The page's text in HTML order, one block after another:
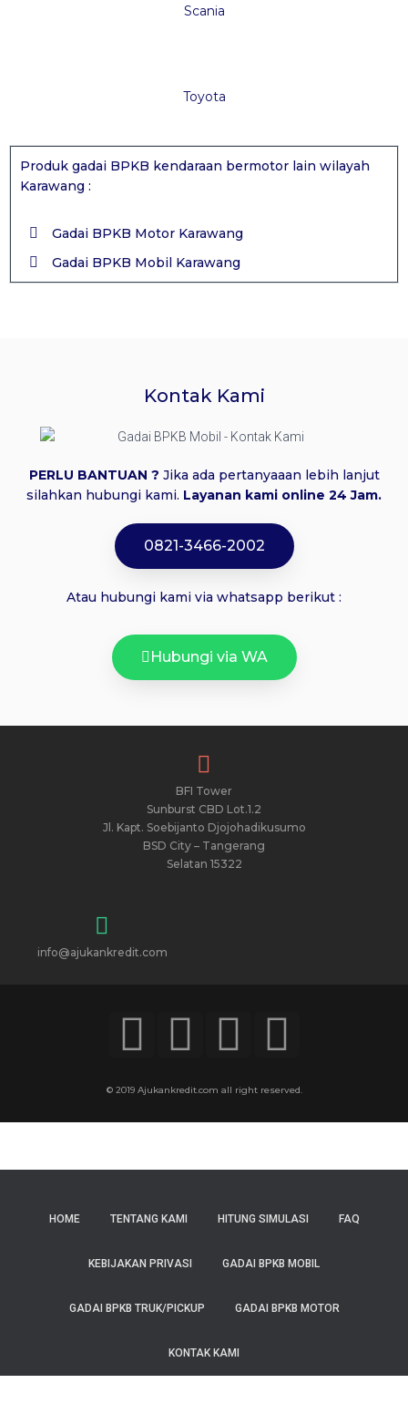
Scania
Toyota
Produk gadai BPKB kendaraan bermotor lain wilayah
Karawang :
Gadai BPKB Motor Karawang
Gadai BPKB Mobil Karawang
Kontak Kami
PERLU BANTUAN ? Jika ada pertanyaaan lebih lanjut
silahkan hubungi kami. Layanan kami online 24 Jam.
0821-3466-2002
Atau hubungi kami via whatsapp berikut :
Hubungi via WA
BFI Tower
Sunburst CBD Lot.1.2
Jl. Kapt. Soebijanto Djojohadikusumo
BSD City – Tangerang
Selatan 15322
info@ajukankredit.com
© 2019 Ajukankredit.com all right reserved.
HOME TENTANG KAMI HITUNG SIMULASI FAQ
KEBIJAKAN PRIVASI GADAI BPKB MOBIL
GADAI BPKB TRUK/PICKUP GADAI BPKB MOTOR
KONTAK KAMI